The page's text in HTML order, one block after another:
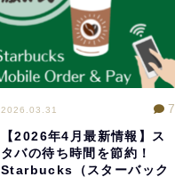
2026.03.31
【2026年4月最新情報】ス
タバの待ち時間を節約！
Starbucks（スターバック
7